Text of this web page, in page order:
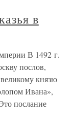
в
В 1492 г.
послов,
князю
Ивана»,
послание